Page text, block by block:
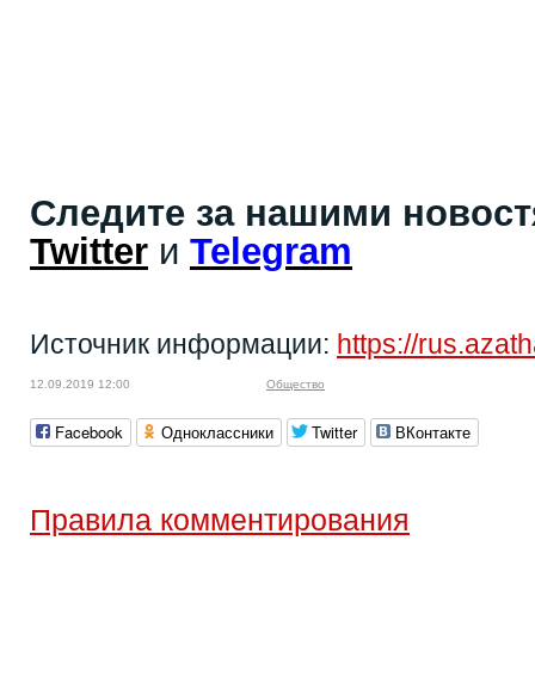
Следите за нашими
Twitter и Telegram
Источник информации: https://
12.09.2019 12:00 Общество
Facebook Одноклассники Twitter ВКонтакте
Правила комментирования